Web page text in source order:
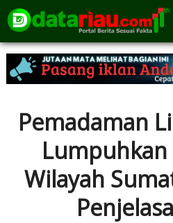
Pemadaman
Wilayah